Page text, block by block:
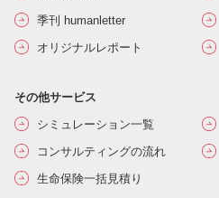
季刊 humanletter
オリジナルレポート
その他サービス
シミュレーション一覧
コンサルティングの流れ
生命保険一括見積り